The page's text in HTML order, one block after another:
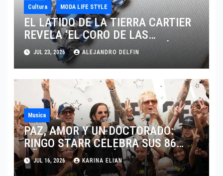
Cultura MODA LIFE STYLE
EL LATIDO DE LA TIERRA CARTIER
REVELA ‘EL CORO DE LAS
PIEDRAS’, SU NUEVA SINFONÍA DE
ALTA JOYERÍA
JUL 23, 2026 ALEJANDRO DELFIN
Musica
PAZ, AMOR Y UN DOCTORADO:
RINGO STARR CELEBRA SUS 86
AÑOS CON LOS MÁXIMOS
HONORES DE LIVERPOOL
JUL 16, 2026 KARINA ELIAN